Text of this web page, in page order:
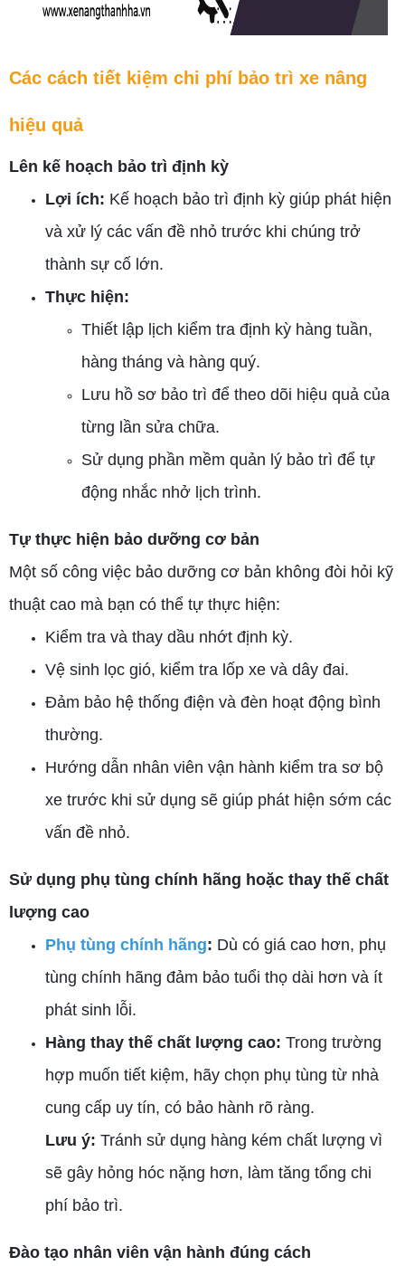
Các cách tiết kiệm chi phí bảo trì xe nâng
hiệu quả
Lên kế hoạch bảo trì định kỳ
Lợi ích: Kế hoạch bảo trì định kỳ giúp phát hiện
và xử lý các vấn đề nhỏ trước khi chúng trở
thành sự cố lớn.
Thực hiện:
Thiết lập lịch kiểm tra định kỳ hàng tuần,
hàng tháng và hàng quý.
Lưu hồ sơ bảo trì để theo dõi hiệu quả của
từng lần sửa chữa.
Sử dụng phần mềm quản lý bảo trì để tự
động nhắc nhở lịch trình.
Tự thực hiện bảo dưỡng cơ bản
Một số công việc bảo dưỡng cơ bản không đòi hỏi kỹ
thuật cao mà bạn có thể tự thực hiện:
Kiểm tra và thay dầu nhớt định kỳ.
Vệ sinh lọc gió, kiểm tra lốp xe và dây đai.
Đảm bảo hệ thống điện và đèn hoạt động bình
thường.
Hướng dẫn nhân viên vận hành kiểm tra sơ bộ
xe trước khi sử dụng sẽ giúp phát hiện sớm các
vấn đề nhỏ.
Sử dụng phụ tùng chính hãng hoặc thay thế chất
lượng cao
Phụ tùng chính hãng: Dù có giá cao hơn, phụ
tùng chính hãng đảm bảo tuổi thọ dài hơn và ít
phát sinh lỗi.
Hàng thay thế chất lượng cao: Trong trường
hợp muốn tiết kiệm, hãy chọn phụ tùng từ nhà
cung cấp uy tín, có bảo hành rõ ràng.
Lưu ý: Tránh sử dụng hàng kém chất lượng vì
sẽ gây hỏng hóc nặng hơn, làm tăng tổng chi
phí bảo trì.
Đào tạo nhân viên vận hành đúng cách